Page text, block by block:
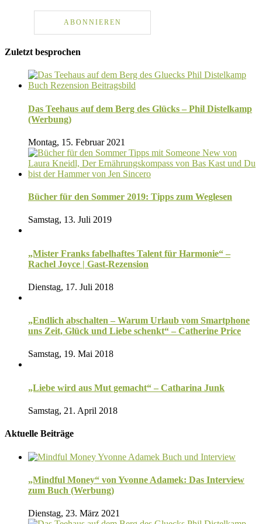
Zuletzt besprochen
Das Teehaus auf dem Berg des Glücks – Phil Distelkamp
(Werbung)
Montag, 15. Februar 2021
Bücher für den Sommer 2019: Tipps zum Weglesen
Samstag, 13. Juli 2019
„Mister Franks fabelhaftes Talent für Harmonie“ –
Rachel Joyce | Gast-Rezension
Dienstag, 17. Juli 2018
„Endlich abschalten – Warum Urlaub vom Smartphone
uns Zeit, Glück und Liebe schenkt“ – Catherine Price
Samstag, 19. Mai 2018
„Liebe wird aus Mut gemacht“ – Catharina Junk
Samstag, 21. April 2018
Aktuelle Beiträge
„Mindful Money“ von Yvonne Adamek: Das Interview
zum Buch (Werbung)
Dienstag, 23. März 2021